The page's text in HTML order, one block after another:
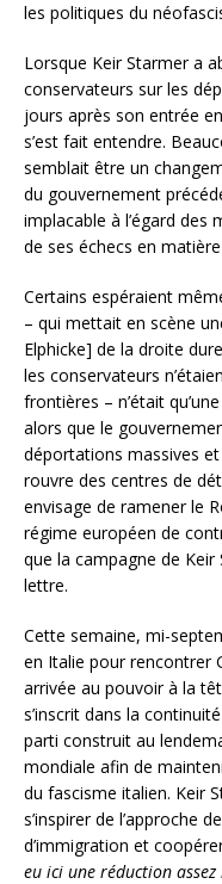
les politiques du
Lorsque Keir Starmer a
conservateurs sur les
jours après son entrée
s’est fait entendre.
semblait être un
du gouvernement
implacable à l’égard des
de ses échecs en
Certains espéraient
– qui mettait en scène
Elphicke] de la droite
les conservateurs
frontières – n’était
alors que le
déportations massives
rouvre des centres de
envisage de ramener le
régime européen de
que la campagne de
lettre.
Cette semaine, mi-
en Italie pour rencontrer
arrivée au pouvoir à la
s’inscrit dans la
parti construit au
mondiale afin de
du fascisme italien. Keir
s’inspirer de l’approche
d’immigration et
eu ici une réduction